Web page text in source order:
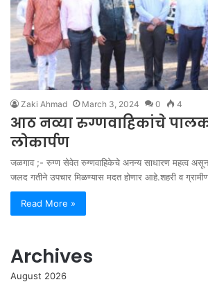
Zaki Ahmad March 3, 2024 0 4
आठ नव्या रुग्णवाहिकांचे
लोकार्पण
जळगाव ;- रुग्ण सेवेत रुग्णवाहिकेचे अनन्य साधारण महत्व असून
जलद गतीने उपचार मिळण्यास मदत होणार आहे.शहरी व
Read More »
Archives
August 2026